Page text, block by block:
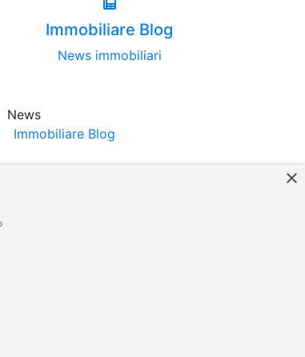
Immobiliare Blog
News immobiliari
News
Immobiliare Blog
pubblicazione degli annunci
di privacy e/o di alcun altro
×